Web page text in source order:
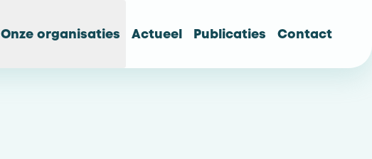
Onze organisaties Actueel Publicaties Contact